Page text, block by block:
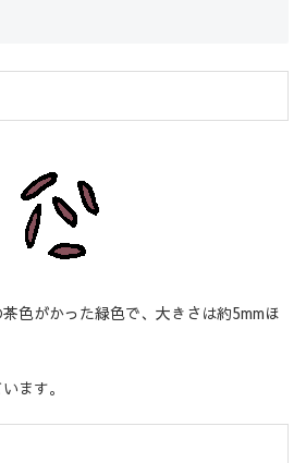
色がかった緑色で、大きさは約5mmほ
ます。